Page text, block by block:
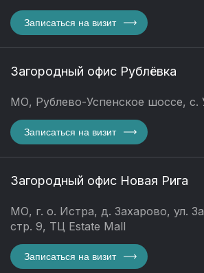
Записаться на визит
Загородный офис Рублёвка
МО, Рублево-Успенское шоссе, с.
Записаться на визит
Загородный офис Новая Рига
МО, г. о. Истра, д. Захарово, ул.
стр. 9, ТЦ Estate Mall
Записаться на визит